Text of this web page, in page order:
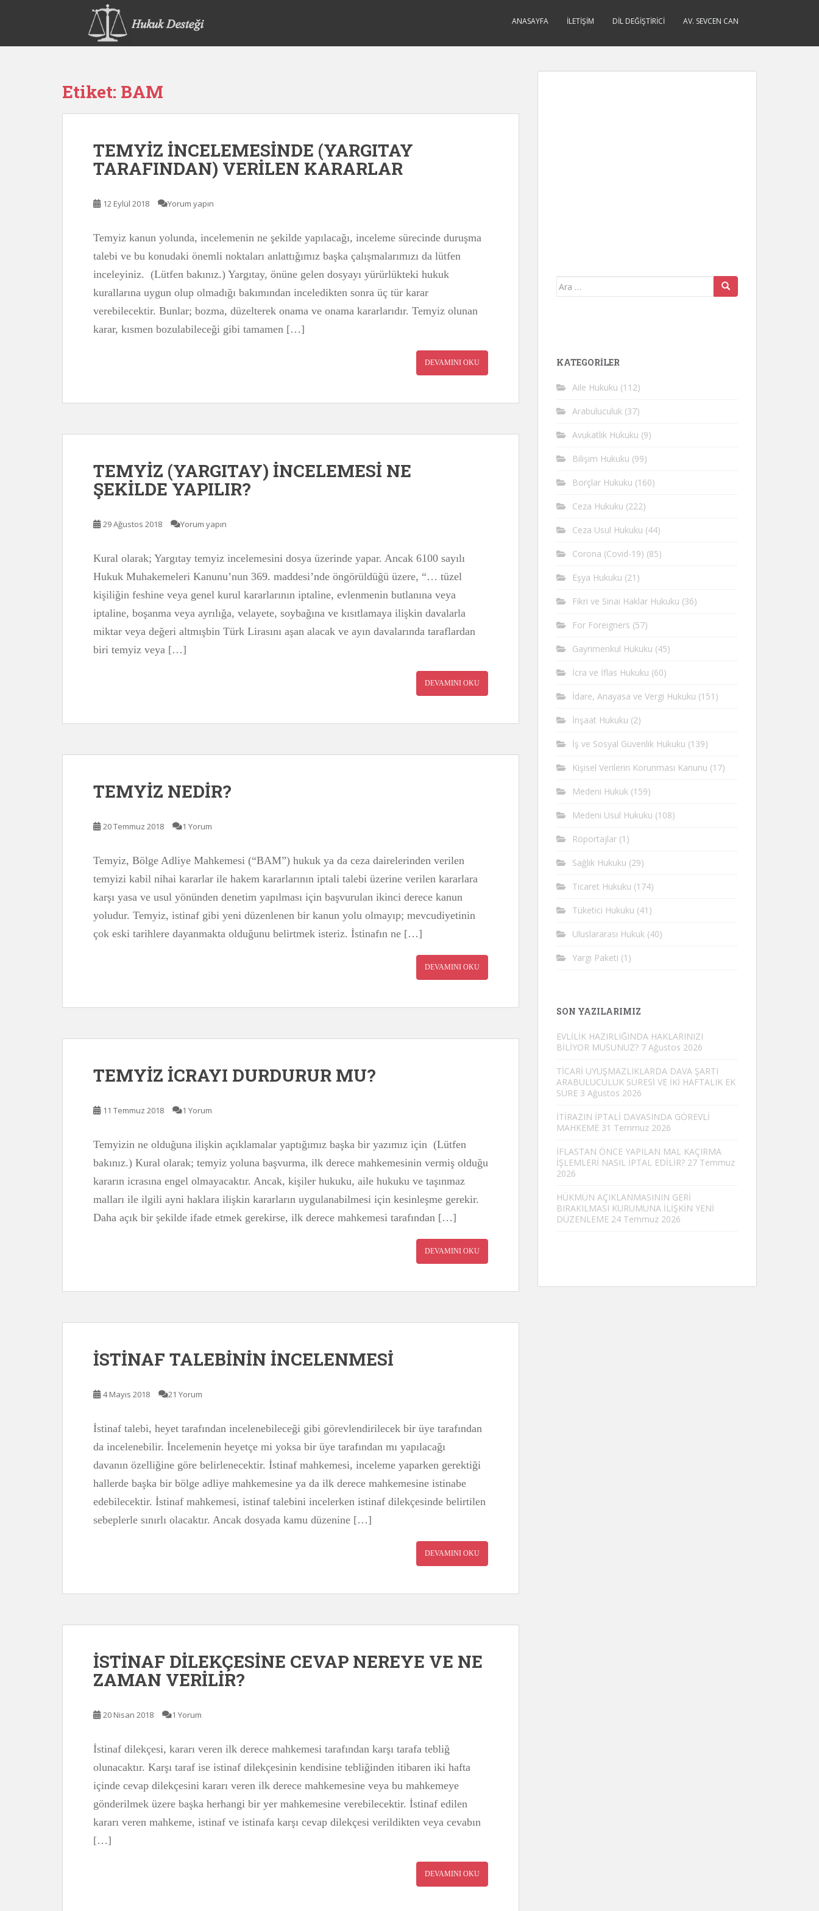
p
ANASAYFA İLETIŞIM DIL DEĞIŞTIRICI AV. SEVCEN CAN
Etiket: BAM
TEMYİZ İNCELEMESİNDE (YARGITAY
TARAFINDAN) VERİLEN KARARLAR
12 Eylül 2018 Yorum yapın
Temyiz kanun yolunda, incelemenin ne şekilde yapılacağı, inceleme sürecinde duruşma
talebi ve bu konudaki önemli noktaları anlattığımız başka çalışmalarımızı da lütfen
inceleyiniz. (Lütfen bakınız.) Yargıtay, önüne gelen dosyayı yürürlükteki hukuk
kurallarına uygun olup olmadığı bakımından inceledikten sonra üç tür karar
verebilecektir. Bunlar; bozma, düzelterek onama ve onama kararlarıdır. Temyiz olunan
karar, kısmen bozulabileceği gibi tamamen […]
DEVAMINI OKU
TEMYİZ (YARGITAY) İNCELEMESİ NE
ŞEKİLDE YAPILIR?
29 Ağustos 2018 Yorum yapın
Kural olarak; Yargıtay temyiz incelemesini dosya üzerinde yapar. Ancak 6100 sayılı
Hukuk Muhakemeleri Kanunu’nun 369. maddesi’nde öngörüldüğü üzere, “… tüzel
kişiliğin feshine veya genel kurul kararlarının iptaline, evlenmenin butlanına veya
iptaline, boşanma veya ayrılığa, velayete, soybağına ve kısıtlamaya ilişkin davalarla
miktar veya değeri altmışbin Türk Lirasını aşan alacak ve ayın davalarında taraflardan
biri temyiz veya […]
DEVAMINI OKU
TEMYİZ NEDİR?
20 Temmuz 2018 1 Yorum
Temyiz, Bölge Adliye Mahkemesi (“BAM”) hukuk ya da ceza dairelerinden verilen
temyizi kabil nihai kararlar ile hakem kararlarının iptali talebi üzerine verilen kararlara
karşı yasa ve usul yönünden denetim yapılması için başvurulan ikinci derece kanun
yoludur. Temyiz, istinaf gibi yeni düzenlenen bir kanun yolu olmayıp; mevcudiyetinin
çok eski tarihlere dayanmakta olduğunu belirtmek isteriz. İstinafın ne […]
DEVAMINI OKU
TEMYİZ İCRAYI DURDURUR MU?
11 Temmuz 2018 1 Yorum
Temyizin ne olduğuna ilişkin açıklamalar yaptığımız başka bir yazımız için (Lütfen
bakınız.) Kural olarak; temyiz yoluna başvurma, ilk derece mahkemesinin vermiş olduğu
kararın icrasına engel olmayacaktır. Ancak, kişiler hukuku, aile hukuku ve taşınmaz
malları ile ilgili ayni haklara ilişkin kararların uygulanabilmesi için kesinleşme gerekir.
Daha açık bir şekilde ifade etmek gerekirse, ilk derece mahkemesi tarafından […]
DEVAMINI OKU
İSTİNAF TALEBİNİN İNCELENMESİ
4 Mayıs 2018 21 Yorum
İstinaf talebi, heyet tarafından incelenebileceği gibi görevlendirilecek bir üye tarafından
da incelenebilir. İncelemenin heyetçe mi yoksa bir üye tarafından mı yapılacağı
davanın özelliğine göre belirlenecektir. İstinaf mahkemesi, inceleme yaparken gerektiği
hallerde başka bir bölge adliye mahkemesine ya da ilk derece mahkemesine istinabe
edebilecektir. İstinaf mahkemesi, istinaf talebini incelerken istinaf dilekçesinde belirtilen
sebeplerle sınırlı olacaktır. Ancak dosyada kamu düzenine […]
DEVAMINI OKU
İSTİNAF DİLEKÇESİNE CEVAP NEREYE VE NE
ZAMAN VERİLİR?
20 Nisan 2018 1 Yorum
İstinaf dilekçesi, kararı veren ilk derece mahkemesi tarafından karşı tarafa tebliğ
olunacaktır. Karşı taraf ise istinaf dilekçesinin kendisine tebliğinden itibaren iki hafta
içinde cevap dilekçesini kararı veren ilk derece mahkemesine veya bu mahkemeye
gönderilmek üzere başka herhangi bir yer mahkemesine verebilecektir. İstinaf edilen
kararı veren mahkeme, istinaf ve istinafa karşı cevap dilekçesi verildikten veya cevabın
[…]
DEVAMINI OKU
Arama
KATEGORİLER
Aile Hukuku (112)
Arabuluculuk (37)
Avukatlık Hukuku (9)
Bilişim Hukuku (99)
Borçlar Hukuku (160)
Ceza Hukuku (222)
Ceza Usul Hukuku (44)
Corona (Covid-19) (85)
Eşya Hukuku (21)
Fikri ve Sinai Haklar Hukuku (36)
For Foreigners (57)
Gayrimenkul Hukuku (45)
İcra ve İflas Hukuku (60)
İdare, Anayasa ve Vergi Hukuku (151)
İnşaat Hukuku (2)
İş ve Sosyal Güvenlik Hukuku (139)
Kişisel Verilerin Korunması Kanunu (17)
Medeni Hukuk (159)
Medeni Usul Hukuku (108)
Röportajlar (1)
Sağlık Hukuku (29)
Ticaret Hukuku (174)
Tüketici Hukuku (41)
Uluslararası Hukuk (40)
Yargı Paketi (1)
SON YAZILARIMIZ
EVLİLİK HAZIRLIĞINDA HAKLARINIZI
BİLİYOR MUSUNUZ? 7 Ağustos 2026
TİCARİ UYUŞMAZLIKLARDA DAVA ŞARTI
ARABULUCULUK SÜRESİ VE İKİ HAFTALIK EK
SÜRE 3 Ağustos 2026
İTİRAZIN İPTALİ DAVASINDA GÖREVLİ
MAHKEME 31 Temmuz 2026
İFLASTAN ÖNCE YAPILAN MAL KAÇIRMA
İŞLEMLERİ NASIL İPTAL EDİLİR? 27 Temmuz
2026
HÜKMÜN AÇIKLANMASININ GERİ
BIRAKILMASI KURUMUNA İLİŞKİN YENİ
DÜZENLEME 24 Temmuz 2026